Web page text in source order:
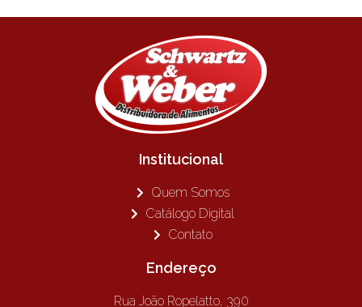
Institucional
Quem Somos
Catálogo Digital
Contato
Endereço
Rua João Ropelatto, 390